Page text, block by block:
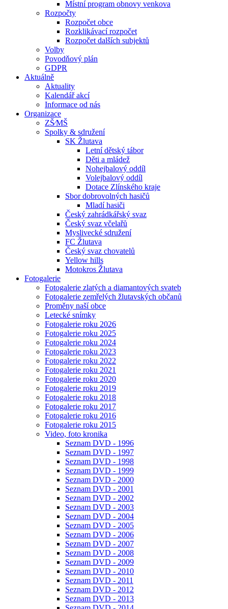
Místní program obnovy venkova
Rozpočty
Rozpočet obce
Rozklikávací rozpočet
Rozpočet dalších subjektů
Volby
Povodňový plán
GDPR
Aktuálně
Aktuality
Kalendář akcí
Informace od nás
Organizace
ZŠ⁄MŠ
Spolky & sdružení
SK Žlutava
Letní dětský tábor
Děti a mládež
Nohejbalový oddíl
Volejbalový oddíl
Dotace Zlínského kraje
Sbor dobrovolných hasičů
Mladí hasiči
Český zahrádkářský svaz
Český svaz včelařů
Myslivecké sdružení
FC Žlutava
Český svaz chovatelů
Yellow hills
Motokros Žlutava
Fotogalerie
Fotogalerie zlatých a diamantových svateb
Fotogalerie zemřelých žlutavských občanů
Proměny naší obce
Letecké snímky
Fotogalerie roku 2026
Fotogalerie roku 2025
Fotogalerie roku 2024
Fotogalerie roku 2023
Fotogalerie roku 2022
Fotogalerie roku 2021
Fotogalerie roku 2020
Fotogalerie roku 2019
Fotogalerie roku 2018
Fotogalerie roku 2017
Fotogalerie roku 2016
Fotogalerie roku 2015
Video, foto kronika
Seznam DVD - 1996
Seznam DVD - 1997
Seznam DVD - 1998
Seznam DVD - 1999
Seznam DVD - 2000
Seznam DVD - 2001
Seznam DVD - 2002
Seznam DVD - 2003
Seznam DVD - 2004
Seznam DVD - 2005
Seznam DVD - 2006
Seznam DVD - 2007
Seznam DVD - 2008
Seznam DVD - 2009
Seznam DVD - 2010
Seznam DVD - 2011
Seznam DVD - 2012
Seznam DVD - 2013